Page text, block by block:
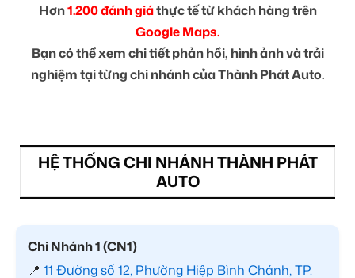
Hơn1.200 đánh giáthực tế từ khách hàng trên
Google Maps.
Bạn có thể xem chi tiết phản hồi, hình ảnh và trải
nghiệm tại từng chi nhánh của Thành Phát Auto.
HỆ THỐNG CHI NHÁNH THÀNH PHÁT
AUTO
Chi Nhánh 1 (CN1)
📍 11 Đường số 12, Phường Hiệp Bình Chánh, TP.